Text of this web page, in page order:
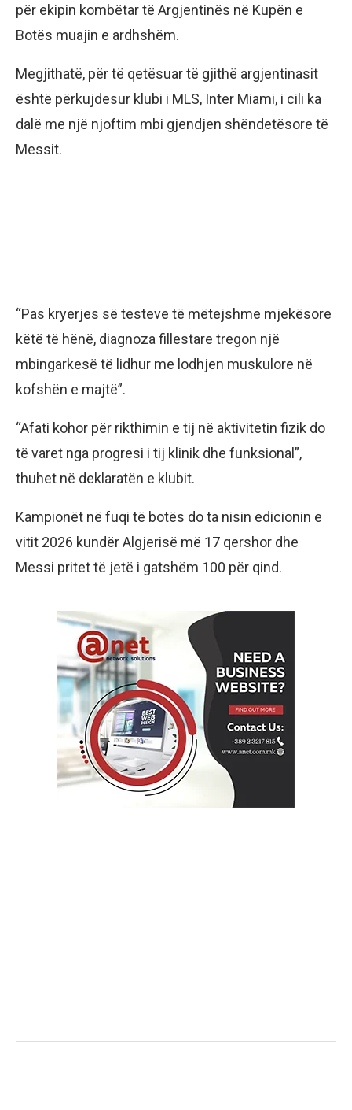
për ekipin kombëtar të Argjentinës në Kupën e
Botës muajin e ardhshëm.
Megjithatë, për të qetësuar të gjithë argjentinasit
është përkujdesur klubi i MLS, Inter Miami, i cili ka
dalë me një njoftim mbi gjendjen shëndetësore të
Messit.
“Pas kryerjes së testeve të mëtejshme mjekësore
këtë të hënë, diagnoza fillestare tregon një
mbingarkesë të lidhur me lodhjen muskulore në
kofshën e majtë”.
“Afati kohor për rikthimin e tij në aktivitetin fizik do
të varet nga progresi i tij klinik dhe funksional”,
thuhet në deklaratën e klubit.
Kampionët në fuqi të botës do ta nisin edicionin e
vitit 2026 kundër Algjerisë më 17 qershor dhe
Messi pritet të jetë i gatshëm 100 për qind.